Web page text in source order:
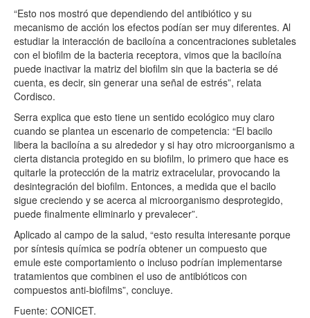
“Esto nos mostró que dependiendo del antibiótico y su
mecanismo de acción los efectos podían ser muy diferentes. Al
estudiar la interacción de baciloína a concentraciones subletales
con el biofilm de la bacteria receptora, vimos que la baciloína
puede inactivar la matriz del biofilm sin que la bacteria se dé
cuenta, es decir, sin generar una señal de estrés”, relata
Cordisco.
Serra explica que esto tiene un sentido ecológico muy claro
cuando se plantea un escenario de competencia: “El bacilo
libera la baciloína a su alrededor y si hay otro microorganismo a
cierta distancia protegido en su biofilm, lo primero que hace es
quitarle la protección de la matriz extracelular, provocando la
desintegración del biofilm. Entonces, a medida que el bacilo
sigue creciendo y se acerca al microorganismo desprotegido,
puede finalmente eliminarlo y prevalecer”.
Aplicado al campo de la salud, “esto resulta interesante porque
por síntesis química se podría obtener un compuesto que
emule este comportamiento o incluso podrían implementarse
tratamientos que combinen el uso de antibióticos con
compuestos anti-biofilms”, concluye.
Fuente: CONICET.